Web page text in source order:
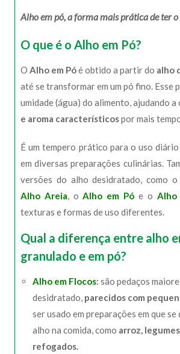
Alho em pó, a forma mais prática de ter
O que é o Alho em Pó?
O Alho em Póé obtido a partir do alho
até se transformar em um pó fino. Esse
umidade (água) do alimento, ajudando a
e aroma característicospor mais
É um tempero prático para o uso
em diversas preparações culinárias.
versões do alho desidratado, como o
Alho Areia , o Alho em Pó e o
texturas e formas de uso diferentes.
Qual a diferença entre alho
granulado e em pó?
Alho em Flocos: são pedaços
desidratado, parecidos com
ser usado em preparações em que
alho na comida, como arroz,
refogados.